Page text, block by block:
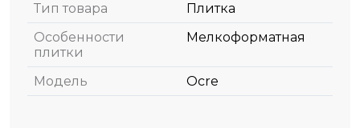
Тип товара
Плитка
Особенности
плитки
Мелкоформатная
Модель Ocre